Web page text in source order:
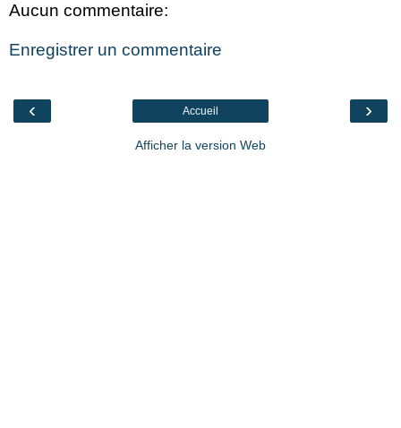
Aucun commentaire:
Enregistrer un commentaire
‹ ›
Accueil
Afficher la version Web